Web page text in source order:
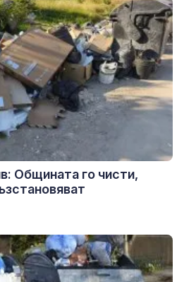
Общината го чисти,